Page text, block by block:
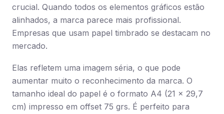
crucial. Quando todos os elementos gráficos estão
alinhados, a marca parece mais profissional.
Empresas que usam papel timbrado se destacam no
mercado.
Elas refletem uma imagem séria, o que pode
aumentar muito o reconhecimento da marca. O
tamanho ideal do papel é o formato A4 (21 x 29,7
cm) impresso em offset 75 grs. É perfeito para